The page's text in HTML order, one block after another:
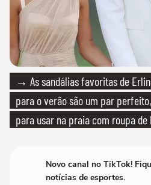
→ As sandálias favoritas de
para o verão são um par
para usar na praia com roupa de
Novo canal no TikTok!
notícias de esportes.